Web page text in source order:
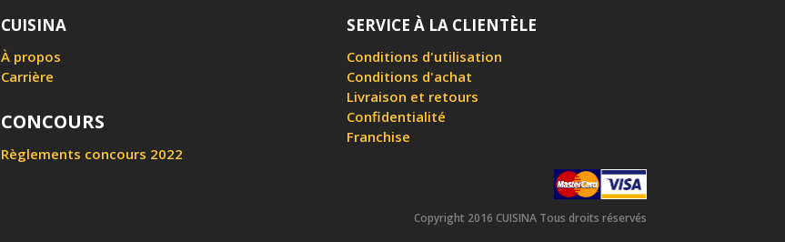
CUISINA
À propos
Carrière
CONCOURS
Règlements concours 2022
SERVICE À LA CLIENTÈLE
Conditions d'utilisation
Conditions d'achat
Livraison et retours
Confidentialité
Franchise
Copyright 2016 CUISINA Tous droits réservés